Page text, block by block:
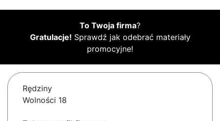
To Twoja firma?
Gratulacje! Sprawdź jak odebrać materiały
promocyjne!
Rędziny
Wolności 18